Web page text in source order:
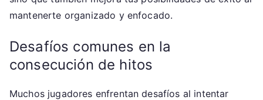
mantenerte organizado y enfocado.
Desafíos comunes en la
consecución de hitos
Muchos jugadores enfrentan desafíos al intentar